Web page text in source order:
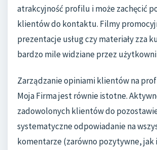
atrakcyjność profilu i może zachęcić
klientów do kontaktu. Filmy
prezentacje usług czy materiały zza
bardzo mile widziane przez
Zarządzanie opiniami klientów na
Moja Firma jest równie istotne.
zadowolonych klientów do
systematyczne odpowiadanie na
komentarze (zarówno pozytywne, jak